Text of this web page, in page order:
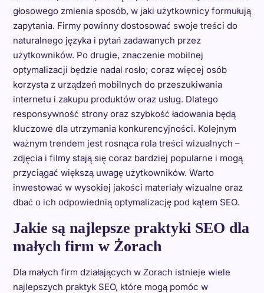
głosowego zmienia sposób, w jaki użytkownicy formułują
zapytania. Firmy powinny dostosować swoje treści do
naturalnego języka i pytań zadawanych przez
użytkowników. Po drugie, znaczenie mobilnej
optymalizacji będzie nadal rosło; coraz więcej osób
korzysta z urządzeń mobilnych do przeszukiwania
internetu i zakupu produktów oraz usług. Dlatego
responsywność strony oraz szybkość ładowania będą
kluczowe dla utrzymania konkurencyjności. Kolejnym
ważnym trendem jest rosnąca rola treści wizualnych –
zdjęcia i filmy stają się coraz bardziej popularne i mogą
przyciągać większą uwagę użytkowników. Warto
inwestować w wysokiej jakości materiały wizualne oraz
dbać o ich odpowiednią optymalizację pod kątem SEO.
Jakie są najlepsze praktyki SEO dla
małych firm w Żorach
Dla małych firm działających w Żorach istnieje wiele
najlepszych praktyk SEO, które mogą pomóc w